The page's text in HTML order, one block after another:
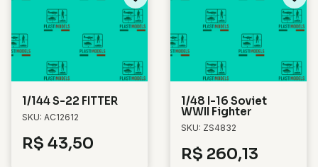
1/144 S-22 FITTER
SKU: AC12612
R$ 43,50
1/48 I-16 Soviet
WWII Fighter
SKU: ZS4832
R$ 260,13